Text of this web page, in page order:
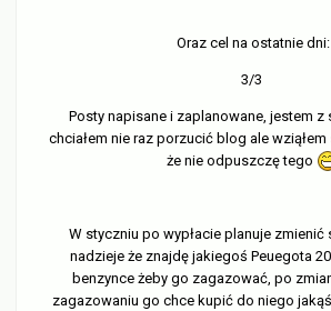
Oraz cel na ostatnie dni:
3/3
Posty napisane i zaplanowane, jestem z
chciałem nie raz porzucić blog ale
że nie odpuszczę tego
W styczniu po wypłacie planuje zmienić
nadzieje że znajdę jakiegoś Peuegota
benzynce żeby go zagazować, po
zagazowaniu go chce kupić do niego